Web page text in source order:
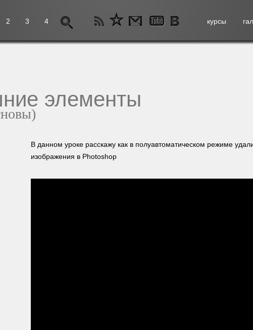
2 3 4 курсы
элементы
В данном уроке расскажу как в полуавтоматическом режиме
изображения в Photoshop